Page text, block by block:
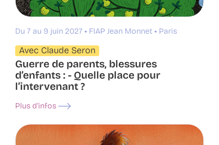
Du 7 au 9 juin 2027 FIAP Jean Monnet Paris
Avec Claude Seron
Guerre de parents, blessures
d’enfants : - Quelle place pour
l’intervenant ?
Plus d’infos